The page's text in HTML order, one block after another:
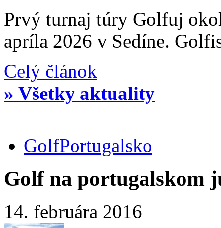
Prvý turnaj túry Golfuj
apríla 2026 v Sedíne.
Celý článok
» Všetky aktuality
GolfPortugalsko
Golf na portugalskom
14. februára 2016